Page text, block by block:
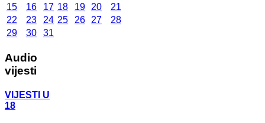
15
16 17 18 19 20
21
22
23 24 25 26 27
28
29
30 31
Audio
vijesti
VIJESTI U
18